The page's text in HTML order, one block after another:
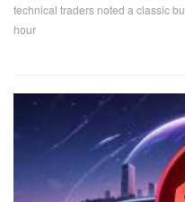
technical traders noted a classic
hour